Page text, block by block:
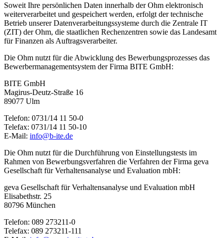
Soweit Ihre persönlichen Daten innerhalb der Ohm elektronisch
weiterverarbeitet und gespeichert werden, erfolgt der technische
Betrieb unserer Datenverarbeitungssysteme durch die Zentrale IT
(ZIT) der Ohm, die staatlichen Rechenzentren sowie das Landesamt
für Finanzen als Auftragsverarbeiter.
Die Ohm nutzt für die Abwicklung des Bewerbungsprozesses das
Bewerbermanagementsystem der Firma BITE GmbH:
BITE GmbH
Magirus-Deutz-Straße 16
89077 Ulm
Telefon: 0731/14 11 50-0
Telefax: 0731/14 11 50-10
E-Mail: info@b-ite.de
Die Ohm nutzt für die Durchführung von Einstellungstests im
Rahmen von Bewerbungsverfahren die Verfahren der Firma geva
Gesellschaft für Verhaltensanalyse und Evaluation mbH:
geva Gesellschaft für Verhaltensanalyse und Evaluation mbH
Elisabethstr. 25
80796 München
Telefon: 089 273211-0
Telefax: 089 273211-111